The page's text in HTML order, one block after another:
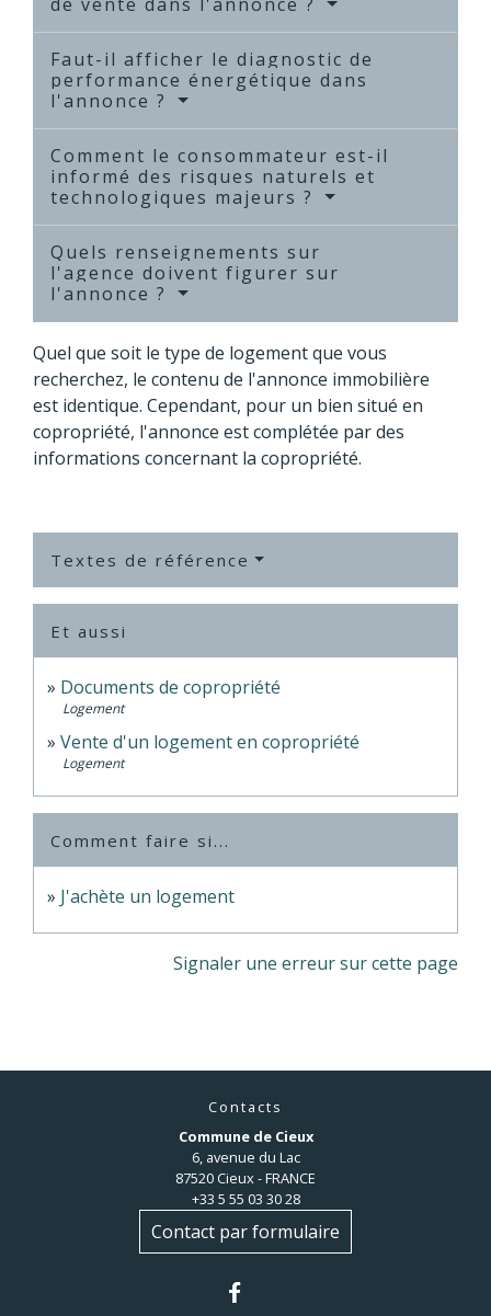
Faut-il afficher le diagnostic de
performance énergétique dans
l'annonce ?
Comment le consommateur est-il
informé des risques naturels et
technologiques majeurs ?
Quels renseignements sur
l'agence doivent figurer sur
l'annonce ?
Quel que soit le type de logement que vous
recherchez, le contenu de l'annonce immobilière
est identique. Cependant, pour un bien situé en
copropriété, l'annonce est complétée par des
informations concernant la copropriété.
Textes de référence
Et aussi
Documents de copropriété
Logement
Vente d'un logement en copropriété
Logement
Comment faire si...
J'achète un logement
Signaler une erreur sur cette page
Contacts
Commune de Cieux
6, avenue du Lac
87520 Cieux - FRANCE
+33 5 55 03 30 28
Contact par formulaire